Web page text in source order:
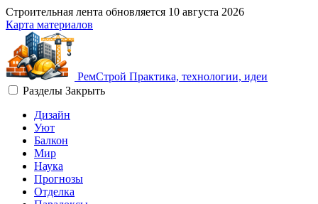
Строительная лента обновляется 10 августа 2026
Карта материалов
РемСтрой Практика, технологии, идеи
Разделы Закрыть
Дизайн
Уют
Балкон
Мир
Наука
Прогнозы
Отделка